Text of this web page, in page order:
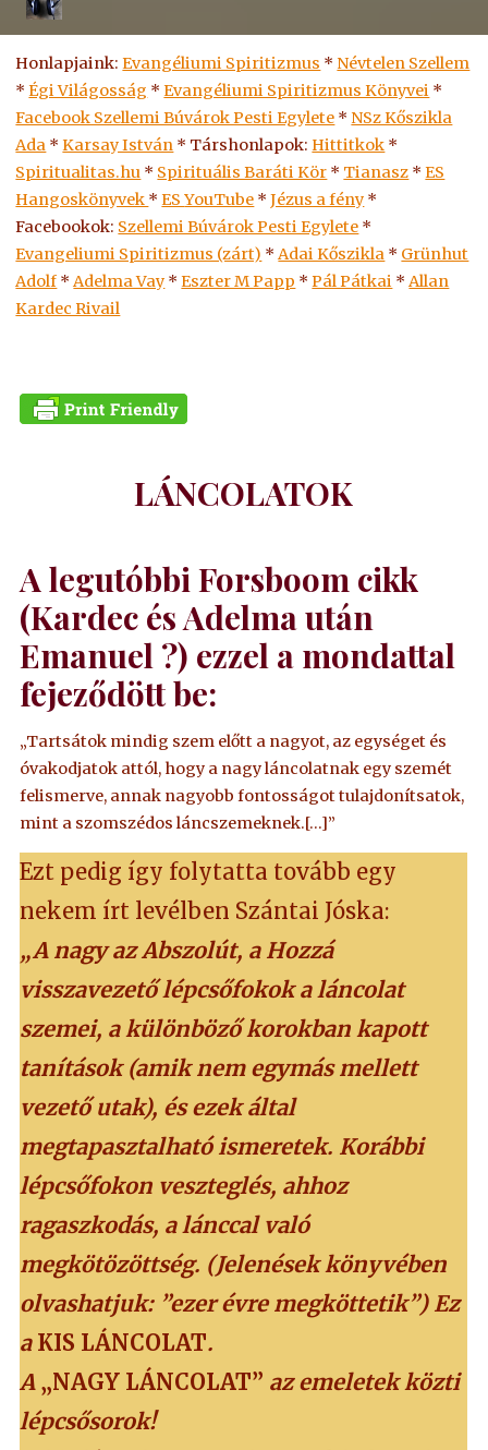
Honlapjaink:Evangéliumi Spiritizmus * Névtelen Szellem
*Égi Világosság *Evangéliumi Spiritizmus Könyvei *
Facebook Szellemi Búvárok Pesti Egylete * NSz Kőszikla
Ada *Karsay István * Társhonlapok:Hittitkok *
Spiritualitas.hu * Spirituális Baráti Kör * Tianasz *ES
Hangoskönyvek *ESYouTube *Jézus a fény *
Facebookok: Szellemi Búvárok Pesti Egylete *
Evangeliumi Spiritizmus (zárt) *Adai Kőszikla * Grünhut
Adolf *Adelma Vay *Eszter M Papp *Pál Pátkai *Allan
Kardec Rivail
LÁNCOLATOK
A legutóbbi Forsboom cikk
(Kardec és Adelma után
Emanuel ?) ezzel a mondattal
fejeződött be:
„Tartsátok mindig szem előtt a nagyot, az egységet és
óvakodjatok attól, hogy a nagy láncolatnak egy szemét
felismerve, annak nagyobb fontosságot tulajdonítsatok,
mint a szomszédos láncszemeknek.[…]”
Ezt pedig így folytatta tovább egy
nekem írt levélben Szántai Jóska:
„A nagy az Abszolút, a Hozzá
visszavezető lépcsőfokok a láncolat
szemei, a különböző korokban kapott
tanítások (amik nem egymás mellett
vezető utak), és ezek által
megtapasztalható ismeretek. Korábbi
lépcsőfokon veszteglés, ahhoz
ragaszkodás, a lánccal való
megkötözöttség. (Jelenések könyvében
olvashatjuk: ”ezer évre megköttetik”) Ez
a KIS LÁNCOLAT.
A „NAGY LÁNCOLAT” az emeletek közti
lépcsősorok!